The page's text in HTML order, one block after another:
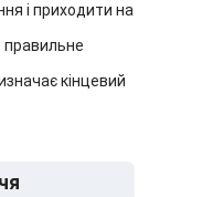
і приходити на
правильне
кінцевий